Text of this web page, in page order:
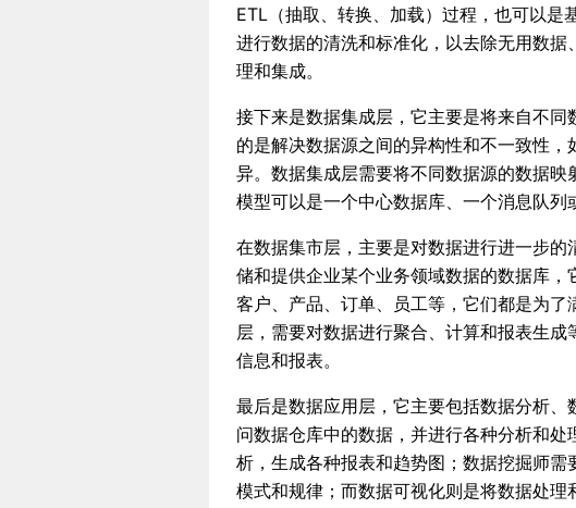
ETL（抽取、转换、加载）过程，也可以
进行数据的清洗和标准化，以去除无用数
理和集成。
接下来是数据集成层，它主要是将来自不
的是解决数据源之间的异构性和不一致性
异。数据集成层需要将不同数据源的数据
模型可以是一个中心数据库、一个消息队列
在数据集市层，主要是对数据进行进一步
储和提供企业某个业务领域数据的数据库
客户、产品、订单、员工等，它们都是为
层，需要对数据进行聚合、计算和报表生
信息和报表。
最后是数据应用层，它主要包括数据分析
问数据仓库中的数据，并进行各种分析和
析，生成各种报表和趋势图；数据挖掘师
模式和规律；而数据可视化则是将数据处